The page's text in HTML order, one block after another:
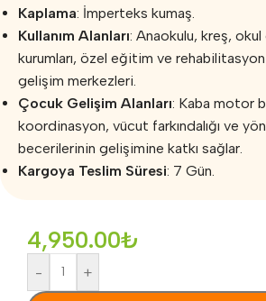
Kaplama: İmperteks kumaş.
Kullanım Alanları: Anaokulu, kreş,
kurumları, özel eğitim ve
gelişim merkezleri.
Çocuk Gelişim Alanları: Kaba motor
koordinasyon, vücut farkındalığı ve
becerilerinin gelişimine katkı sağlar.
Kargoya Teslim Süresi: 7 Gün.
4,950.00₺
- +